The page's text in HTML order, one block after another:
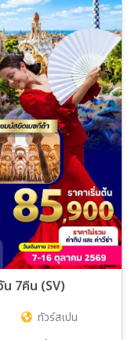
7คืน (SV)
ทัวร์สเปน